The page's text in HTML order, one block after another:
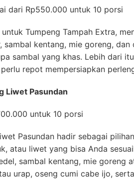
dari Rp550.000 untuk 10 porsi
untuk Tumpeng Tampah Extra,
sambal kentang, mie goreng,
sambal yang khas. Lebih dari
repot mempersiapkan
Liwet Pasundan
untuk 10 porsi
Pasundan hadir sebagai
atau liwet yang bisa Anda
sambal kentang, mie goreng
urap, oseng cumi cabe ijo,